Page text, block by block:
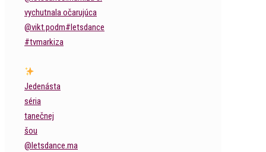
Jedenásta
séria
tanečnej
šou
@letsdance.ma